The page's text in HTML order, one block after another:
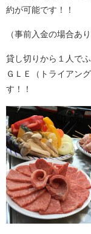
約が可能です！！
（事前入金の場合あり
貸し切りから１人で
ＧＬＥ（トライアン
す！！